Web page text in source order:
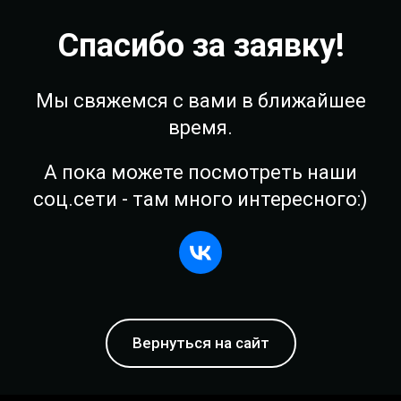
Спасибо за заявку!
Мы свяжемся с вами в ближайшее
время.
А пока можете посмотреть наши
соц.сети - там много интересного:)
Вернуться на сайт